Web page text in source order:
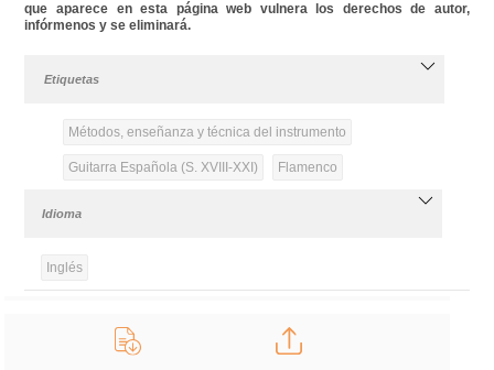
que aparece en esta página web vulnera los derechos de autor,
infórmenos y se eliminará.
Etiquetas
Métodos, enseñanza y técnica del instrumento
Guitarra Española (S. XVIII-XXI) Flamenco
Idioma
Inglés